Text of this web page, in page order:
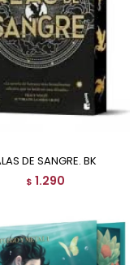
ALAS DE SANGRE. BK
$ 1.290